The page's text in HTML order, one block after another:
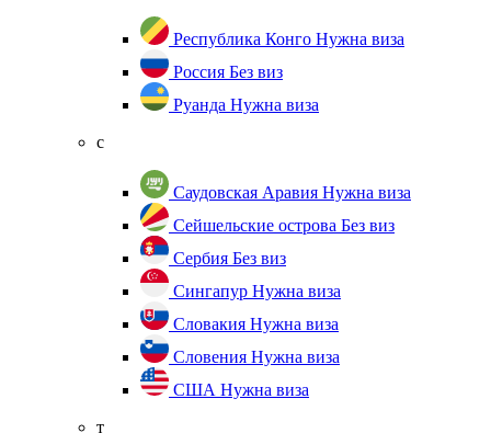
Республика Конго Нужна виза
Россия Без виз
Руанда Нужна виза
с
Саудовская Аравия Нужна виза
Сейшельские острова Без виз
Сербия Без виз
Сингапур Нужна виза
Словакия Нужна виза
Словения Нужна виза
США Нужна виза
т